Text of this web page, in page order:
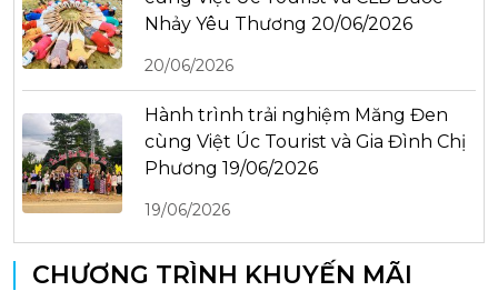
Nhảy Yêu Thương 20/06/2026
20/06/2026
Hành trình trải nghiệm Măng Đen
cùng Việt Úc Tourist và Gia Đình Chị
Phương 19/06/2026
19/06/2026
CHƯƠNG TRÌNH KHUYẾN MÃI